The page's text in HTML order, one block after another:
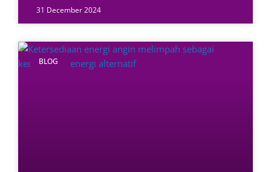
31 December 2024
BLOG